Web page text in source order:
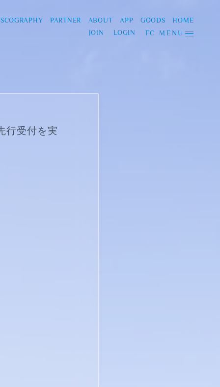
PARTNER ABOUT APP GOODS
HOME
JOIN
LOGIN FC MENU
行受付を実